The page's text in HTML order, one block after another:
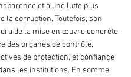
et à une lutte plus
la corruption. Toutefois, son
de la mise en œuvre concrète
des organes de contrôle,
de protection, et confiance
les institutions. En somme,